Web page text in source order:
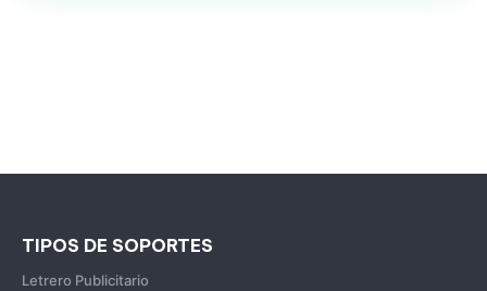
TIPOS DE SOPORTES
Letrero Publicitario